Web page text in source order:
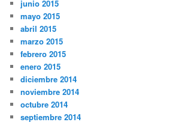
junio 2015
mayo 2015
abril 2015
marzo 2015
febrero 2015
enero 2015
diciembre 2014
noviembre 2014
octubre 2014
septiembre 2014